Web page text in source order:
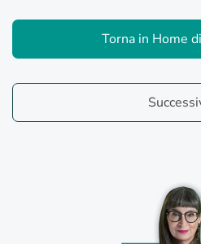
Torna in Home